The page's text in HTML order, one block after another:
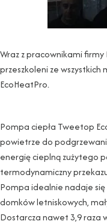
Wraz z pracownikami
przeszkoleni ze
EcoHeatPro.
Pompa ciepła Tweetop
powietrze do
energię cieplną zużytego
termodynamiczny
Pompa idealnie nadaje
domków letniskowych,
Dostarcza nawet 3,9 raza